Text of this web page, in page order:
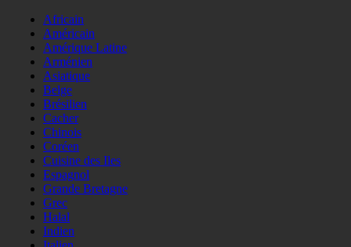
Africain
Américain
Amérique Latine
Arménien
Asiatique
Belge
Brésilien
Cacher
Chinois
Coréen
Cuisine des Iles
Espagnol
Grande Bretagne
Grec
Halal
Indien